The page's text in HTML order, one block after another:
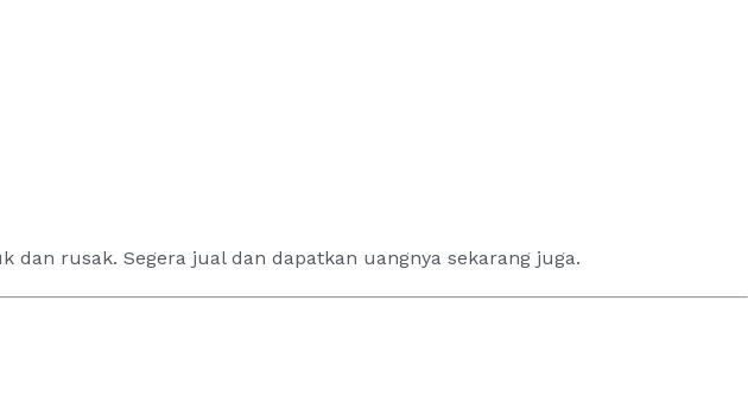
rusak. Segera jual dan dapatkan uangnya sekarang juga.